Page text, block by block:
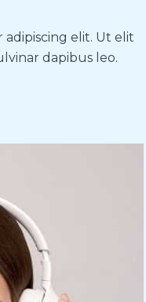
elit. Ut elit
dapibus leo.